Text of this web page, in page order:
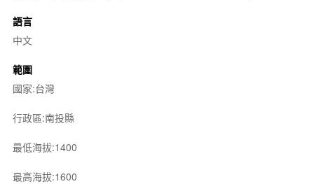
語言
中文
範圍
國家:台灣
行政區:南投縣
最低海拔:1400
最高海拔:1600